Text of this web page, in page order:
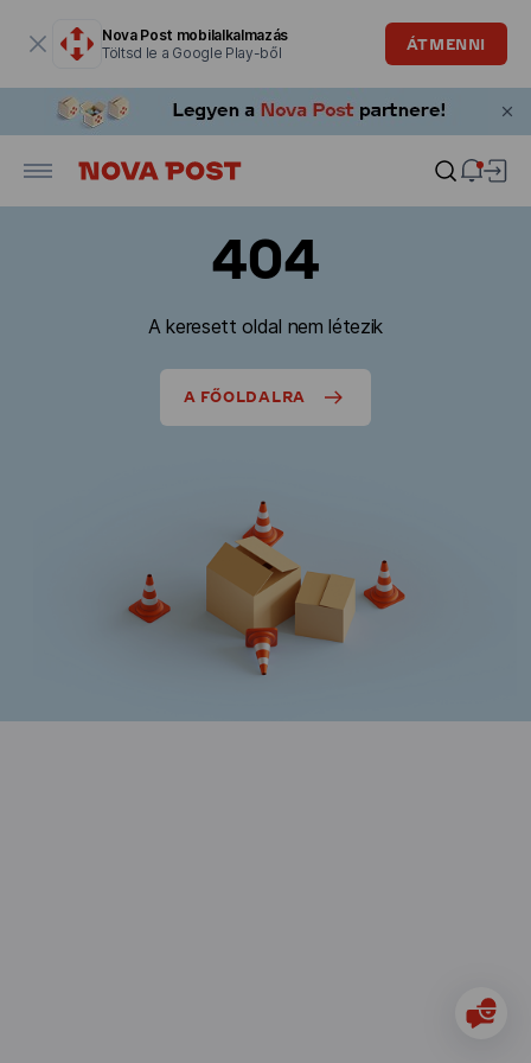
Nova Post mobilalkalmazás
Töltsd le a Google Play-ből
ÁTMENNI
404
A keresett oldal nem létezik
A FŐOLDALRA